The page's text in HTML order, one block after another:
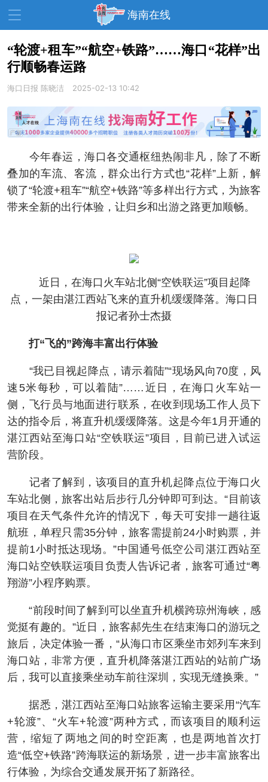
海南在线
资讯中心 热点
教育 健康 房产
生活 演出 活动
展会 走读海南 周末去哪儿
“轮渡+租车”“航空+铁路”……海口“花样”出
行顺畅春运路
海口日报 陈晓洁 2025-02-13 10:42
今年春运，海口各交通枢纽热闹非凡，除了不断
叠加的车流、客流，群众出行方式也“花样”上新，解
锁了“轮渡+租车”“航空+铁路”等多样出行方式，为旅客
带来全新的出行体验，让归乡和出游之路更加顺畅。
近日，在海口火车站北侧“空铁联运”项目起降
点，一架由湛江西站飞来的直升机缓缓降落。海口日
报记者孙士杰摄
打“飞的”跨海丰富出行体验
“我已目视起降点，请示着陆”“现场风向70度，风
速5米每秒，可以着陆”……近日，在海口火车站一
侧，飞行员与地面进行联系，在收到现场工作人员下
达的指令后，将直升机缓缓降落。这是今年1月开通的
湛江西站至海口站“空铁联运”项目，目前已进入试运
营阶段。
记者了解到，该项目的直升机起降点位于海口火
车站北侧，旅客出站后步行几分钟即可到达。“目前该
项目在天气条件允许的情况下，每天可安排一趟往返
航班，单程只需35分钟，旅客需提前24小时购票，并
提前1小时抵达现场。”中国通号低空公司湛江西站至
海口站空铁联运项目负责人告诉记者，旅客可通过“粤
翔游”小程序购票。
“前段时间了解到可以坐直升机横跨琼州海峡，感
觉挺有趣的。”近日，旅客郝先生在结束海口的游玩之
旅后，决定体验一番，“从海口市区乘坐市郊列车来到
海口站，非常方便，直升机降落湛江西站的站前广场
后，我可以直接乘坐动车前往深圳，实现无缝换乘。”
据悉，湛江西站至海口站旅客运输主要采用“汽车
+轮渡”、“火车+轮渡”两种方式，而该项目的顺利运
营，缩短了两地之间的时空距离，也是两地首次打
造“低空+铁路”跨海联运的新场景，进一步丰富旅客出
行体验，为综合交通发展开拓了新路径。